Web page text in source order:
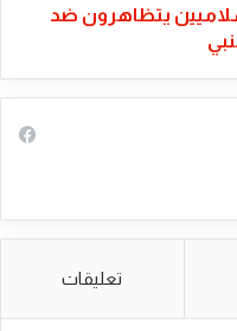
يتظاهرون ضد
تعليقات